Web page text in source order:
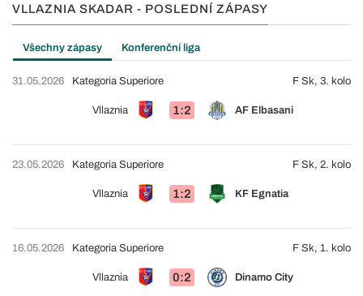
VLLAZNIA SKADAR - POSLEDNÍ ZÁPASY
Všechny zápasy Konferenční liga
31.05.2026
Vllaznia 1:2 AF Elbasani
Kategoria Superiore F Sk, 3. kolo
23.05.2026
Vllaznia 1:2 KF Egnatia
Kategoria Superiore F Sk, 2. kolo
16.05.2026
Vllaznia 0:2 Dinamo City
Kategoria Superiore F Sk, 1. kolo